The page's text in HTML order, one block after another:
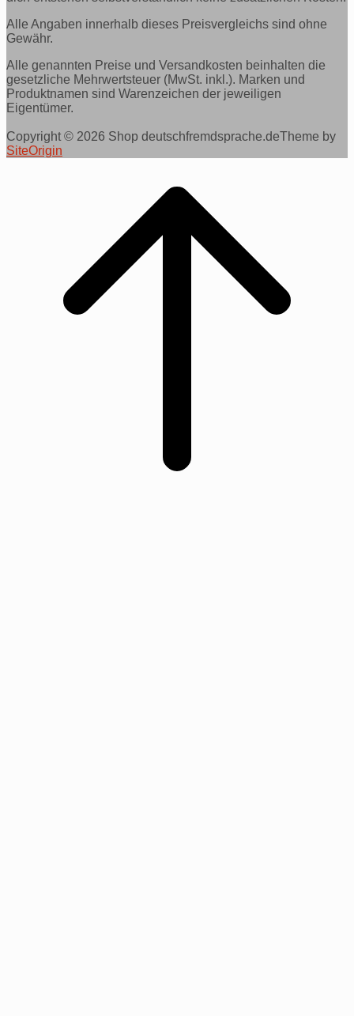
Alle Angaben innerhalb dieses Preisvergleichs sind ohne
Gewähr.
Alle genannten Preise und Versandkosten beinhalten die
gesetzliche Mehrwertsteuer (MwSt. inkl.). Marken und
Produktnamen sind Warenzeichen der jeweiligen
Eigentümer.
Copyright © 2026 Shop deutschfremdsprache.deTheme by
SiteOrigin